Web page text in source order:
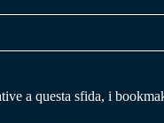
a questa sfida, i